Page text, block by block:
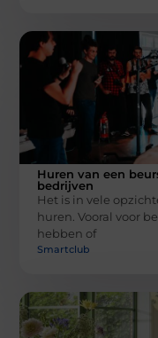
Huren van een
bedrijven
Het is in vele
huren. Vooral voor
hebben of
Smartclub